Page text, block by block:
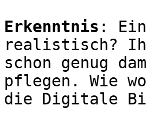
Erkenntnis :
realistisch?
schon genug
pflegen. Wie
die Digitale